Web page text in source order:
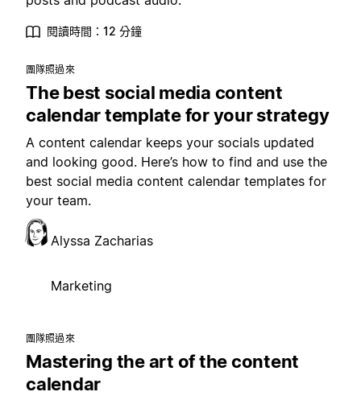
閱讀時間：12 分鐘
團隊照過來
The best social media content
calendar template for your strategy
A content calendar keeps your socials updated
and looking good. Here’s how to find and use the
best social media content calendar templates for
your team.
Alyssa Zacharias
Marketing
團隊照過來
Mastering the art of the content
calendar